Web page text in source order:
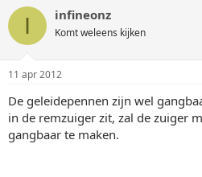
I infineonz
Komt weleens kijken
11 apr 2012
De geleidepennen zijn wel
in de remzuiger zit, zal de zuiger
gangbaar te maken.